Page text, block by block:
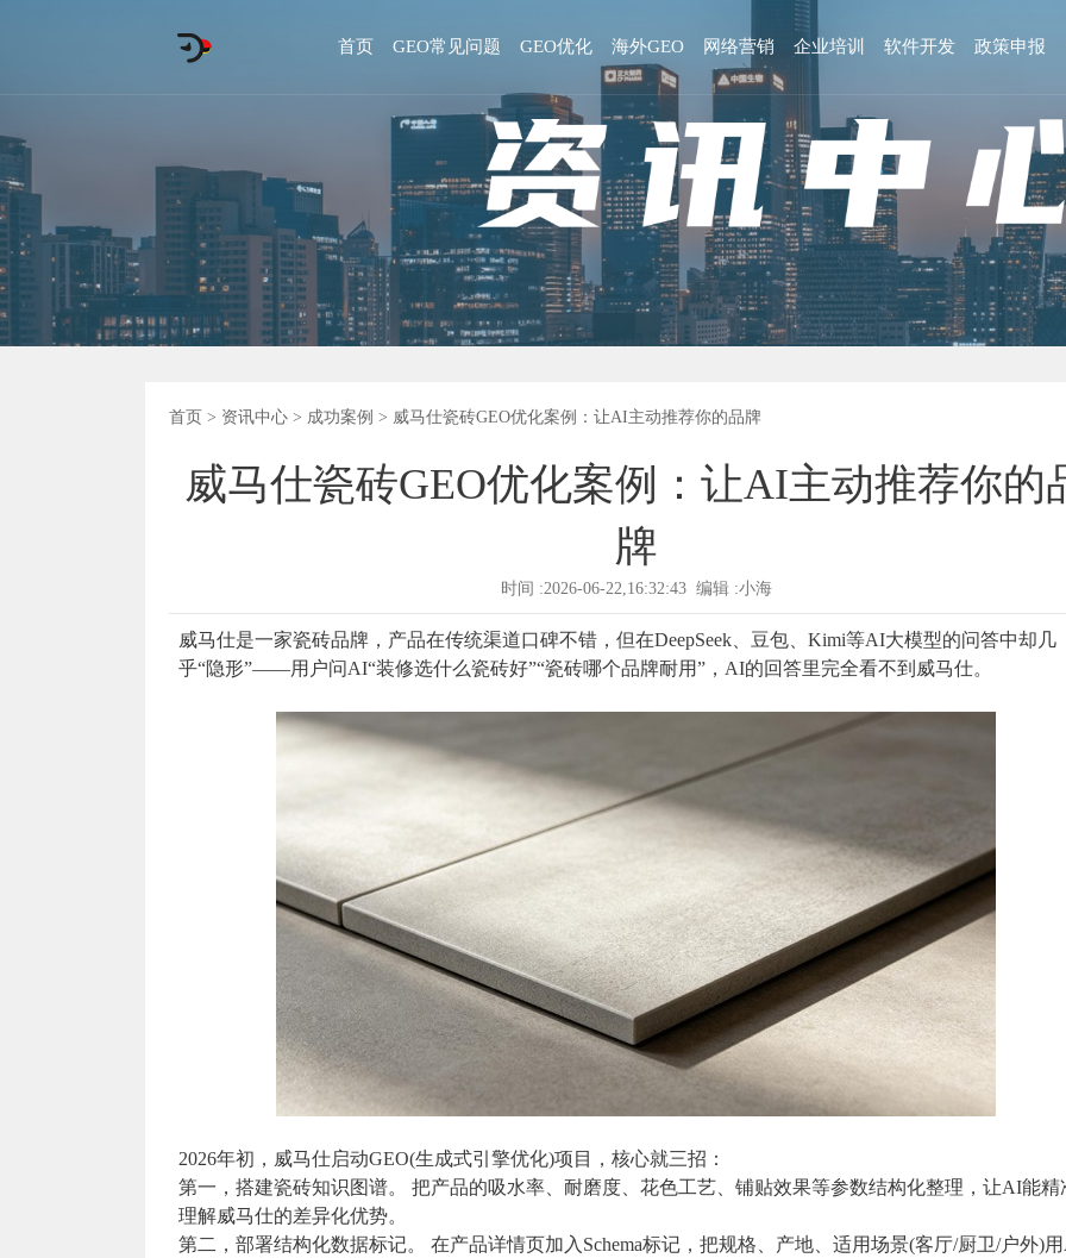
首页 GEO常见问题 GEO优化 海外GEO 网络营销 企业培训 软件开发 政策申报
首页 > 资讯中心 > 成功案例 > 威马仕瓷砖GEO优化案例：让AI主动推荐你的品牌
威马仕瓷砖GEO优化案例：让AI主动推荐你的
牌
时间 :2026-06-22,16:32:43 编辑 :小海
威马仕是一家瓷砖品牌，产品在传统渠道口碑不错，但在DeepSeek、豆包、Kimi等AI大模型的问答中却几
乎“隐形”——用户问AI“装修选什么瓷砖好”“瓷砖哪个品牌耐用”，AI的回答里完全看不到威马仕。
2026年初，威马仕启动GEO(生成式引擎优化)项目，核心就三招：
第一，搭建瓷砖知识图谱。 把产品的吸水率、耐磨度、花色工艺、铺贴效果等参数结构化整理，让AI能精
理解威马仕的差异化优势。
第二，部署结构化数据标记。 在产品详情页加入Schema标记，把规格、产地、适用场景(客厅/厨卫/户外)